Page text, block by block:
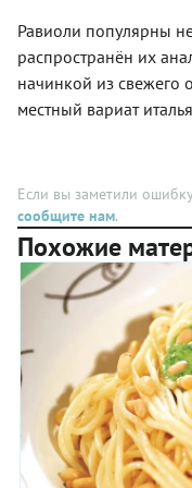
чтобы
2,5
равиоли
чудесны!!!
В любом
случае
они
вкусные,
надо
потрудиться.
Равиоли популярны
распространён их
начинкой из свежего
местный вариат
Если вы заметили
сообщите нам.
Похожие